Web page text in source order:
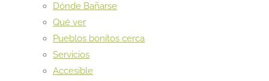
Dónde Bañarse
Qué ver
Pueblos bonitos cerca
Servicios
Accesible